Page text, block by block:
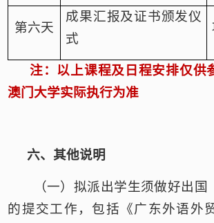
第六天
成果汇报及证书颁发仪
式
注：以上课程及日程安排仅供
澳门大学实际执行为准
六、 其他说明
（一） 拟派出学生须做好出国
的提交工作，包括《广东外语外